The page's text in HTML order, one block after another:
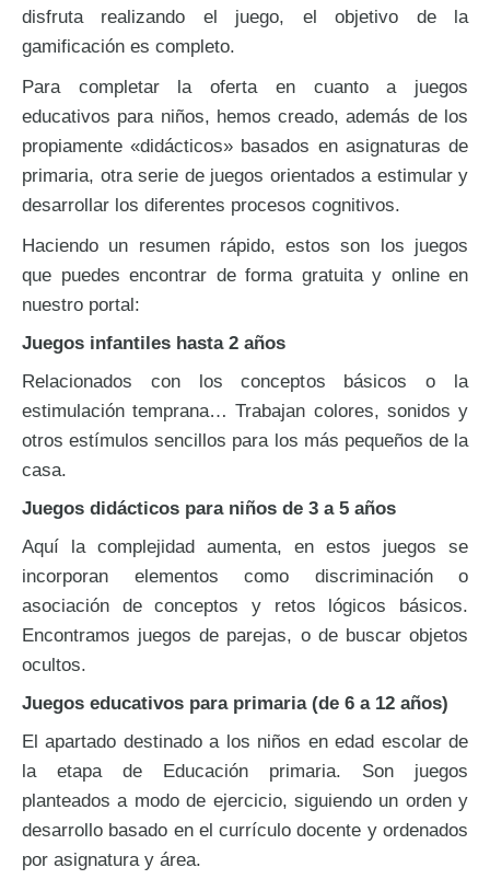
disfruta realizando el juego, el objetivo de la
gamificación es completo.
Para completar la oferta en cuanto a juegos
educativos para niños, hemos creado, además de los
propiamente «didácticos» basados en asignaturas de
primaria, otra serie de juegos orientados a estimular y
desarrollar los diferentes procesos cognitivos.
Haciendo un resumen rápido, estos son los juegos
que puedes encontrar de forma gratuita y online en
nuestro portal:
Juegos infantiles hasta 2 años
Relacionados con los conceptos básicos o la
estimulación temprana… Trabajan colores, sonidos y
otros estímulos sencillos para los más pequeños de la
casa.
Juegos didácticos para niños de 3 a 5 años
Aquí la complejidad aumenta, en estos juegos se
incorporan elementos como discriminación o
asociación de conceptos y retos lógicos básicos.
Encontramos juegos de parejas, o de buscar objetos
ocultos.
Juegos educativos para primaria (de 6 a 12 años)
El apartado destinado a los niños en edad escolar de
la etapa de Educación primaria. Son juegos
planteados a modo de ejercicio, siguiendo un orden y
desarrollo basado en el currículo docente y ordenados
por asignatura y área.